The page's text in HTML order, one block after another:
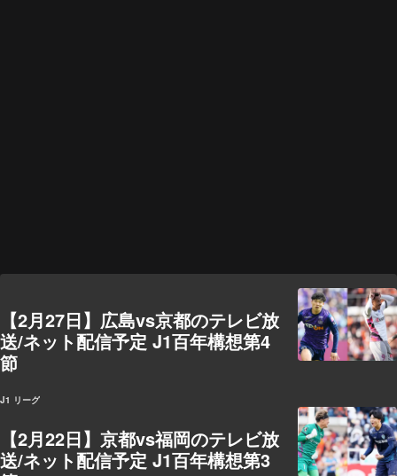
【2月27日】広島vs京都のテレビ放
送/ネット配信予定 J1百年構想第4
節
J1 リーグ
【2月22日】京都vs福岡のテレビ放
送/ネット配信予定 J1百年構想第3